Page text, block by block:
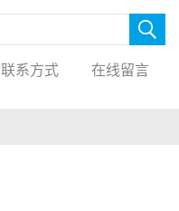
联系方式 在线留言